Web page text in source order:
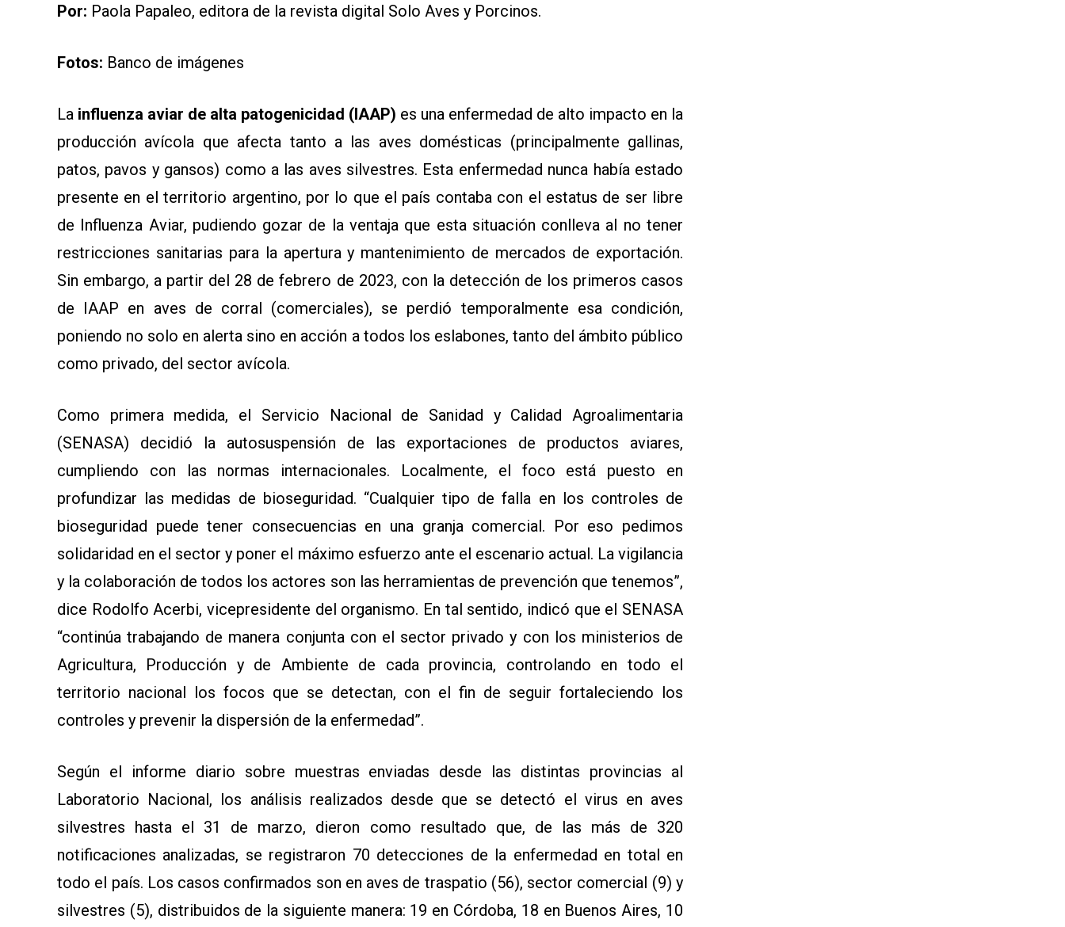
Por: Paola Papaleo, editora de la revista digital Solo Aves y Porcinos.
Fotos: Banco de imágenes
La influenza aviar de alta patogenicidad (IAAP) es una enfermedad de alto impacto en la
producción avícola que afecta tanto a las aves domésticas (principalmente gallinas,
patos, pavos y gansos) como a las aves silvestres. Esta enfermedad nunca había estado
presente en el territorio argentino, por lo que el país contaba con el estatus de ser libre
de Influenza Aviar, pudiendo gozar de la ventaja que esta situación conlleva al no tener
restricciones sanitarias para la apertura y mantenimiento de mercados de exportación.
Sin embargo, a partir del 28 de febrero de 2023, con la detección de los primeros casos
de IAAP en aves de corral (comerciales), se perdió temporalmente esa condición,
poniendo no solo en alerta sino en acción a todos los eslabones, tanto del ámbito público
como privado, del sector avícola.
Como primera medida, el Servicio Nacional de Sanidad y Calidad Agroalimentaria
(SENASA) decidió la autosuspensión de las exportaciones de productos aviares,
cumpliendo con las normas internacionales. Localmente, el foco está puesto en
profundizar las medidas de bioseguridad. “Cualquier tipo de falla en los controles de
bioseguridad puede tener consecuencias en una granja comercial. Por eso pedimos
solidaridad en el sector y poner el máximo esfuerzo ante el escenario actual. La vigilancia
y la colaboración de todos los actores son las herramientas de prevención que tenemos”,
dice Rodolfo Acerbi, vicepresidente del organismo. En tal sentido, indicó que el SENASA
“continúa trabajando de manera conjunta con el sector privado y con los ministerios de
Agricultura, Producción y de Ambiente de cada provincia, controlando en todo el
territorio nacional los focos que se detectan, con el fin de seguir fortaleciendo los
controles y prevenir la dispersión de la enfermedad”.
Según el informe diario sobre muestras enviadas desde las distintas provincias al
Laboratorio Nacional, los análisis realizados desde que se detectó el virus en aves
silvestres hasta el 31 de marzo, dieron como resultado que, de las más de 320
notificaciones analizadas, se registraron 70 detecciones de la enfermedad en total en
todo el país. Los casos confirmados son en aves de traspatio (56), sector comercial (9) y
silvestres (5), distribuidos de la siguiente manera: 19 en Córdoba, 18 en Buenos Aires, 10